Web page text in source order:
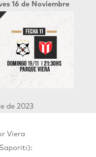
16 de Noviembre
de 2023
Viera